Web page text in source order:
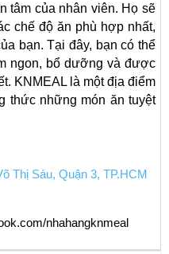
tâm của nhân viên. Họ sẽ
chế độ ăn phù hợp nhất,
bạn. Tại đây, bạn có thể
ngon, bổ dưỡng và được
KNMEAL là một địa điểm
thức những món ăn tuyệt
Thị Sáu, Quận 3, TP.HCM
nhahangknmeal